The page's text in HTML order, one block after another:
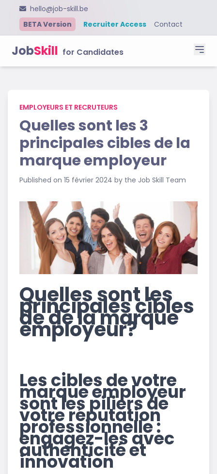
hello@job-skill.be
BETA Version
Recruiter Access Contact
JobSkill for Candidates
EMPLOYEURS ET RECRUTEURS
Quelles sont les 3
principales cibles de la
marque employeur
Published on 15 février 2024 by the Job Skill Team
Quelles sont les
principales cibles
de de la marque
employeur?
Les cibles de votre
marque employeur
sont les piliers de
votre réputation
professionnelle :
engagez-les avec
authenticité et
innovation